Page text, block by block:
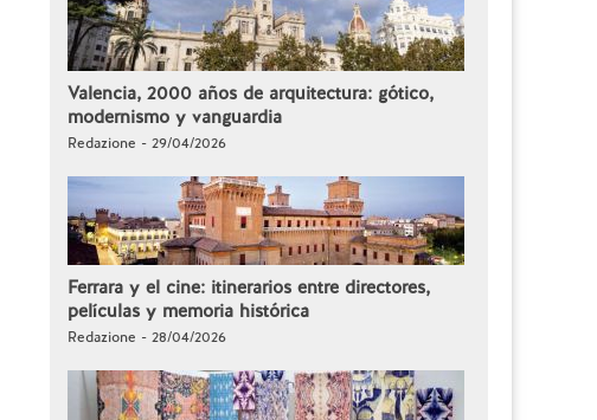
Valencia, 2000 años de arquitectura: gótico,
modernismo y vanguardia
Redazione - 29/04/2026
Ferrara y el cine: itinerarios entre directores,
películas y memoria histórica
Redazione - 28/04/2026